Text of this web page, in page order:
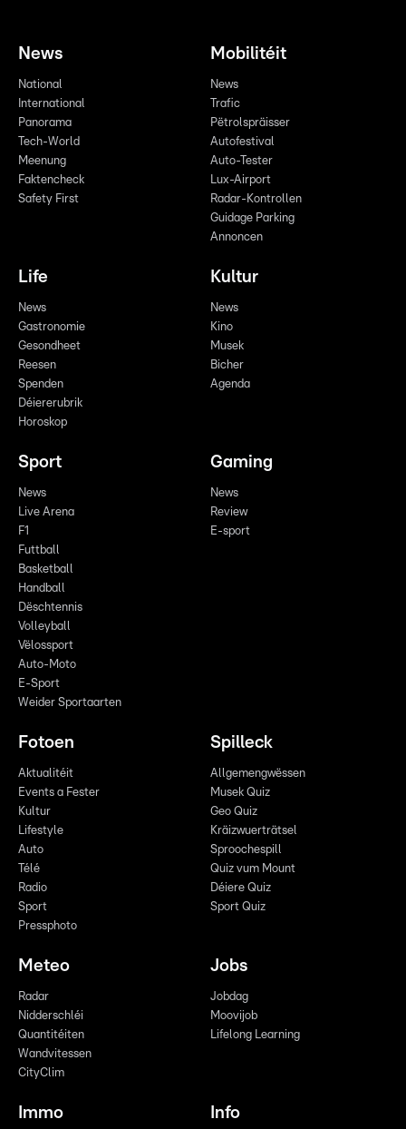
News
National
International
Panorama
Tech-World
Meenung
Faktencheck
Safety First
Mobilitéit
News
Trafic
Pëtrolspräisser
Autofestival
Auto-Tester
Lux-Airport
Radar-Kontrollen
Guidage Parking
Annoncen
Life
News
Gastronomie
Gesondheet
Reesen
Spenden
Déiererubrik
Horoskop
Kultur
News
Kino
Musek
Bicher
Agenda
Sport
News
Live Arena
F1
Futtball
Basketball
Handball
Dëschtennis
Volleyball
Vëlossport
Auto-Moto
E-Sport
Weider Sportaarten
Gaming
News
Review
E-sport
Fotoen
Aktualitéit
Events a Fester
Kultur
Lifestyle
Auto
Télé
Radio
Sport
Pressphoto
Spilleck
Allgemengwëssen
Musek Quiz
Geo Quiz
Kräizwuerträtsel
Sproochespill
Quiz vum Mount
Déiere Quiz
Sport Quiz
Meteo
Radar
Nidderschléi
Quantitéiten
Wandvitessen
CityClim
Jobs
Jobdag
Moovijob
Lifelong Learning
Immo Info